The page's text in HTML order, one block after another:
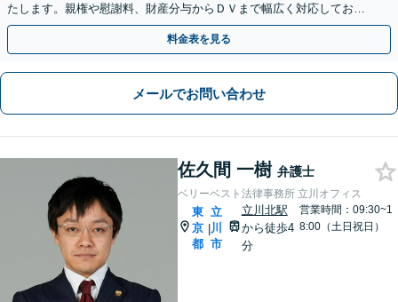
たします。親権や慰謝料、財産分与からＤＶまで幅広く対応しており
ます。夜間休日のご相談やweb面談も可能です。
料金表を見る
メールでお問い合わせ
佐久間 一樹 弁護士
ベリーベスト法律事務所 立川オフィス
東
京
都
|
立
川
市
立川北駅
から徒歩4
分
営業時間：09:30~1
8:00（土日祝日）